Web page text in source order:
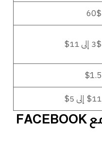
60$
3$ إلى 11$
$1.5
$11 إلى 5$
طريقة ربط المتجر مع FACEBOOK